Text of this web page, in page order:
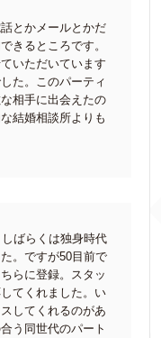
とかメールとかだ
きるところです。
いただいています
た。このパーティ
相手に出会えたの
結婚相談所よりも
ばらくは独身時代
。ですが50目前で
らに登録。スタッ
てくれました。い
してくれるのがあ
う同世代のパート